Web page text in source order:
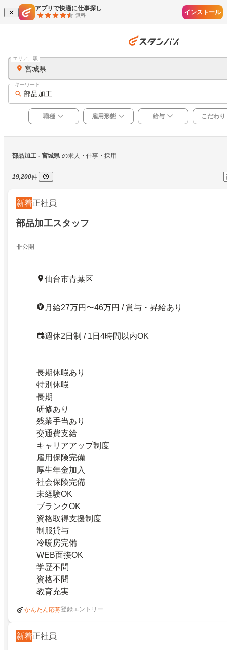
アプリで快適に仕事探し
無料 インストール
宮城県
エリア、駅
部品加工
キーワード
職種 雇用形態 給与 こだわり
部品加工 - 宮城県 の求人・仕事・採用
19,200件
新着正社員
部品加工スタッフ
非公開
仙台市青葉区
月給27万円〜46万円 / 賞与・昇給あり
週休2日制 / 1日4時間以内OK
長期休暇あり
特別休暇
長期
研修あり
残業手当あり
交通費支給
キャリアアップ制度
雇用保険完備
厚生年金加入
社会保険完備
未経験OK
ブランクOK
資格取得支援制度
制服貸与
冷暖房完備
WEB面接OK
学歴不問
資格不問
教育充実
かんたん応募登録エントリー
新着正社員